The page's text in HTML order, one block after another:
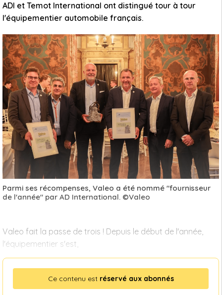
ADI et Temot International ont distingué tour à tour
l'équipementier automobile français.
Parmi ses récompenses, Valeo a été nommé "fournisseur
de l'année" par AD International. ©Valeo
Valeo fait la passe de trois ! Depuis le début de l'année,
l'équipementier s'est,
Ce contenu est réservé aux abonnés